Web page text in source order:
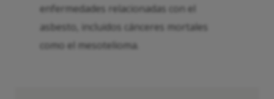
enfermedades relacionadas con el
asbesto, incluidos cánceres mortales
como el mesotelioma.